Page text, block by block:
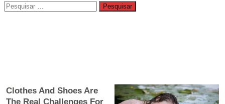
Pesquisar
por: